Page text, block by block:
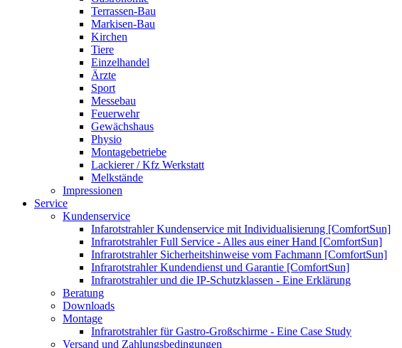
Terrassen-Bau
Markisen-Bau
Kirchen
Tiere
Einzelhandel
Ärzte
Sport
Messebau
Feuerwehr
Gewächshaus
Physio
Montagebetriebe
Lackierer / Kfz Werkstatt
Melkstände
Impressionen
Service
Kundenservice
Infarotstrahler Kundenservice mit Individualisierung [ComfortSun]
Infrarotstrahler Full Service - Alles aus einer Hand [ComfortSun]
Infrarotstrahler Sicherheitshinweise vom Fachmann [ComfortSun]
Infrarotstrahler Kundendienst und Garantie [ComfortSun]
Infrarotstrahler und die IP-Schutzklassen - Eine Erklärung
Beratung
Downloads
Montage
Infrarotstrahler für Gastro-Großschirme - Eine Case Study
Versand und Zahlungsbedingungen